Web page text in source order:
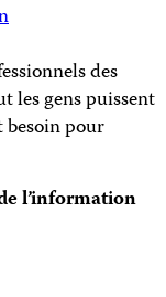
des
les gens puissent
besoin pour
l’information